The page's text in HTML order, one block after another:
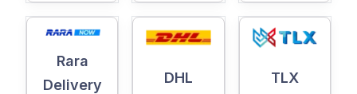
Rara
Delivery
DHL TLX